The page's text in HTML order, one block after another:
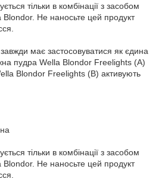
тільки в комбінації з засобом
Не наносьте цей продукт
має застосовуватися як єдина
пудра Wella Blondor Freelights (А)
Blondor Freelights (В) активують
тільки в комбінації з засобом
Не наносьте цей продукт